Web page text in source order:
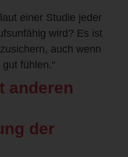
einer Studie jeder
wird? Es ist
auch wenn
fühlen.“
anderen
der